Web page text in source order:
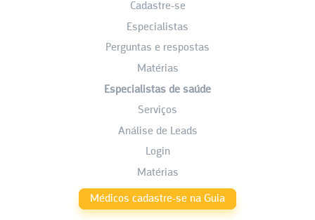
Cadastre-se
Especialistas
Perguntas e respostas
Matérias
Especialistas de saúde
Serviços
Análise de Leads
Login
Matérias
Médicos cadastre-se na Guia